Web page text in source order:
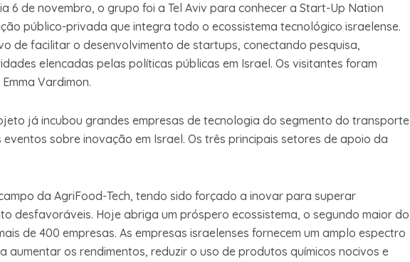
6 de novembro, o grupo foi a Tel Aviv para conhecer a Start-Up Nation
público-privada que integra todo o ecossistema tecnológico israelense.
de facilitar o desenvolvimento de startups, conectando pesquisa,
elencadas pelas políticas públicas em Israel. Os visitantes foram
Vardimon.
já incubou grandes empresas de tecnologia do segmento do transporte
sobre inovação em Israel. Os três principais setores de apoio da
da AgriFood-Tech, tendo sido forçado a inovar para superar
desfavoráveis. Hoje abriga um próspero ecossistema, o segundo maior do
de 400 empresas. As empresas israelenses fornecem um amplo espectro
aumentar os rendimentos, reduzir o uso de produtos químicos nocivos e